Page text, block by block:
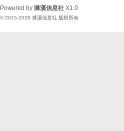
Powered by 濉溪信息社 X1.0
© 2015-2020 濉溪信息社 版权所有